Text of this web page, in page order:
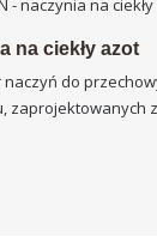
na ciekły azot
do
zaprojektowanych